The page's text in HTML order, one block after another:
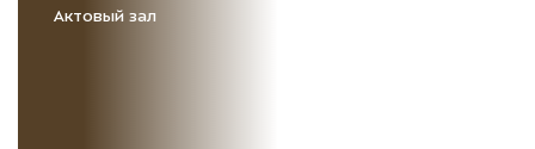
Актовый зал